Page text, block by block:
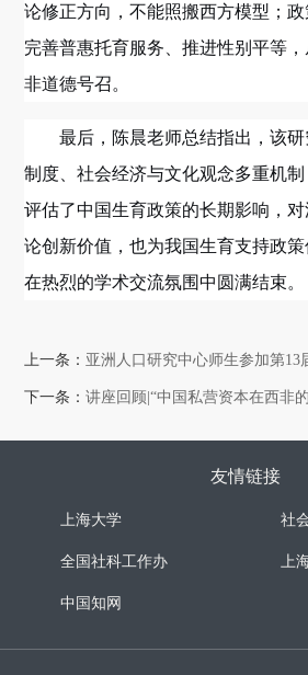
论修正方向，不能照搬西方模型；
完善普惠托育服务、推进性别平等
非道德号召。
最后，陈晨老师总结指出，该研
制度、社会经济与文化观念多重机
评估了中国生育政策的长期影响，
论创新价值，也为我国生育支持政
在热烈的学术交流氛围中圆满结束。
上一条： 亚洲人口研究中心师生参加第13
下一条：讲座回顾|“中国私营资本在西非
友情链接
上海大学 社
全国社科工作办 上
中国知网